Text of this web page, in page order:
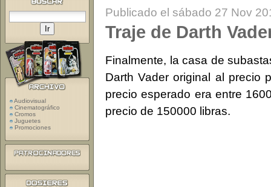
Publicado el sábado 27 Nov
Traje de Darth
Finalmente, la casa de
Darth Vader original al precio
precio esperado era entre
precio de 150000 libras.
Audiovisual
Cinematográfico
Cromos
Juguetes
Promociones